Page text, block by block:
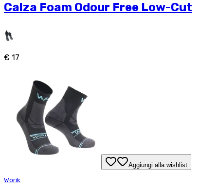
Calza Foam Odour Free Low-Cut
€ 17
Aggiungi alla wishlist
Worik